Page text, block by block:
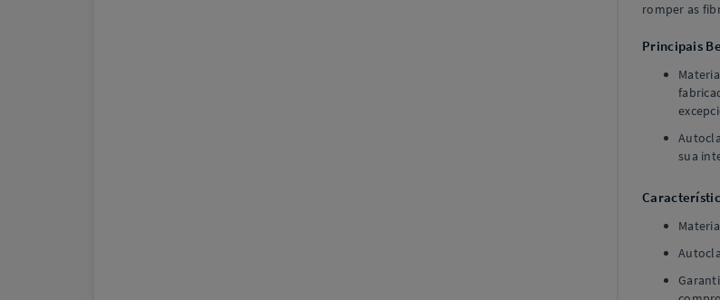
romper as
Principais
sua